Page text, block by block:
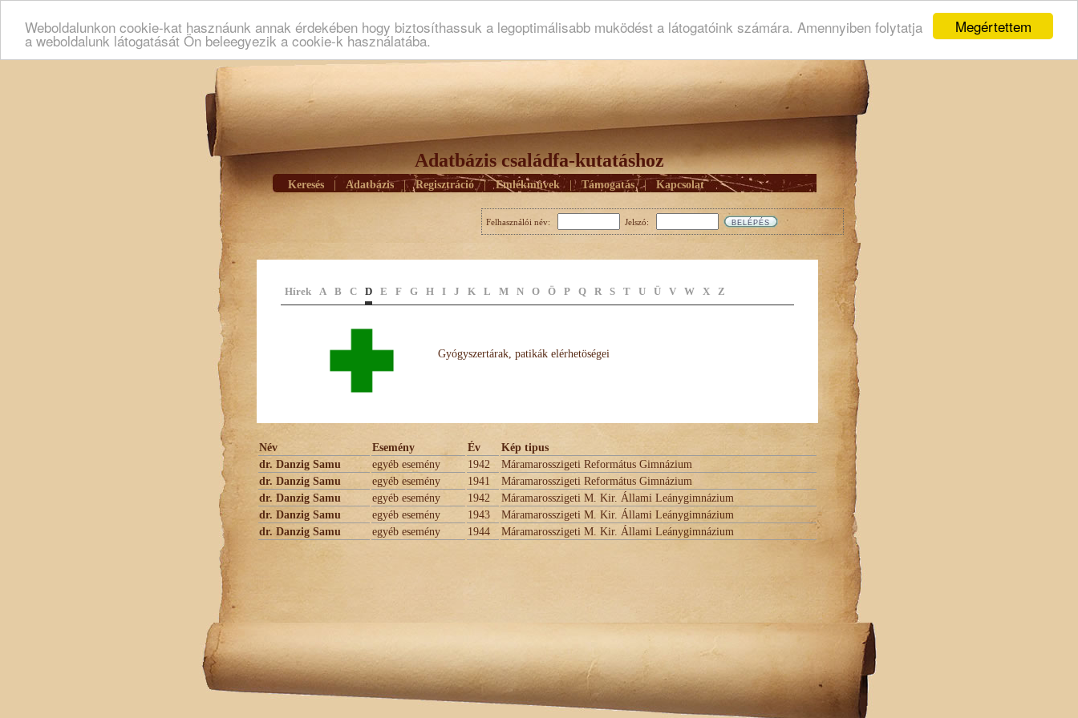
Megértettem
Weboldalunkon cookie-kat hasznáunk annak érdekében hogy biztosíthassuk a legoptimálisabb muködést a látogatóink számára. Amennyiben folytatja
a weboldalunk látogatását Ön beleegyezik a cookie-k használatába.
Adatbázis családfa-kutatáshoz
Keresés Adatbázis | Regisztráció | Emlékmûvek | Támogatás | Kapcsolat
Felhasználói név: Jelszó:
Hírek A B C D E F G H I J K L M N O Ö P Q R S T U Ü V W X Z
Gyógyszertárak, patikák elérhetöségei
Név Esemény Év
Kép tipus
dr. Danzig Samu
egyéb esemény 1942
Máramarosszigeti Református Gimnázium
dr. Danzig Samu
egyéb esemény 1941
Máramarosszigeti Református Gimnázium
dr. Danzig Samu
egyéb esemény 1942
Máramarosszigeti M. Kir. Állami Leánygimnázium
dr. Danzig Samu
egyéb esemény 1943
Máramarosszigeti M. Kir. Állami Leánygimnázium
dr. Danzig Samu
egyéb esemény 1944 Máramarosszigeti M. Kir. Állami Leánygimnázium